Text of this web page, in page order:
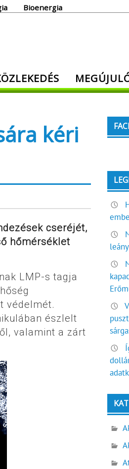
Bioenergia
kéri
cseréjét,
hőmérséklet
LMP-s tagja
védelmét.
észlelt
valamint a zárt